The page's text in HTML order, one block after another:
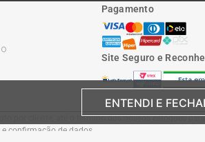
ENTENDI E
Pagamento
Site Seguro e
por cliente, até o término dos nossos estoques para
confirmação de dados.